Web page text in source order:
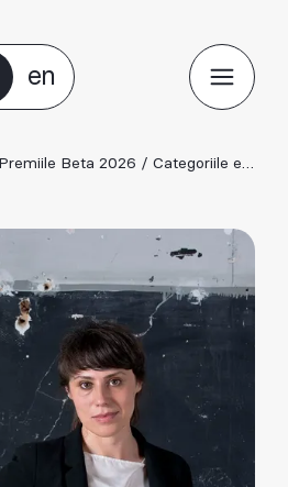
en
Premiile Beta 2026 / Categoriile ediției 2026